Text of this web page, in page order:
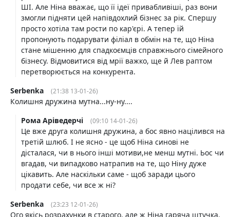
ШІ. Але Ніна вважає, що її ідеї привабливіші, раз вони
змогли підняти цей напівдохлий бізнес за рік. Спершу
просто хотіла там рости по кар'єрі. А тепер їй
пропонують подарувати філіал в обмін на те, що Ніна
стане мішенню для спадкоємців справжнього сімейного
бізнесу. Відмовитися від мрії важко, ще й Лев раптом
перетворюється на конкурента.
Serbenka
(21:38 13-01-26)
Колишня дружина мутна...ну-ну....
Рома Аріведерчі
(09:10 14-01-26)
Це вже друга колишня дружина, а бос явно націлився на
третій шлюб. І не ясно - це щоб Ніна синові не
дісталася, чи в нього інші мотиви,не менш мутні. Ьос чи
вгадав, чи випадково натрапив на те, що Ніну дуже
цікавить. Але наскільки саме - щоб заради цього
продати себе, чи все ж ні?
Serbenka
(23:23 12-01-26)
Ого якісь розрахунки в старого, але ж Ніна гаряча штучка.